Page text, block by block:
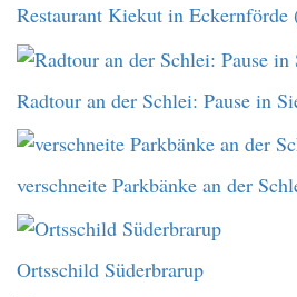
Restaurant Kiekut in Eckernförde
Radtour an der Schlei: Pause in
verschneite Parkbänke an der
Ortsschild Süderbrarup